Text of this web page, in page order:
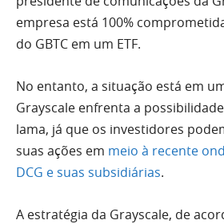
empresa está 100%
do GBTC em um ETF.
No entanto, a situação está em
Grayscale enfrenta a
lama, já que os investidores
suas ações em meio à recente
DCG e suas subsidiárias.
A estratégia da Grayscale, de